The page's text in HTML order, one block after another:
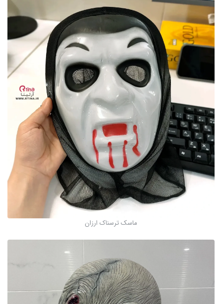
ماسک ترسناک ارزان